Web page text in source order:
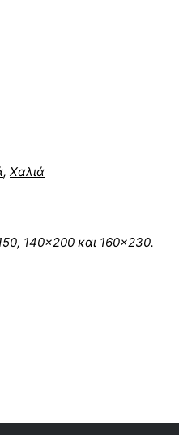
, Χαλιά
140×200 και 160×230.